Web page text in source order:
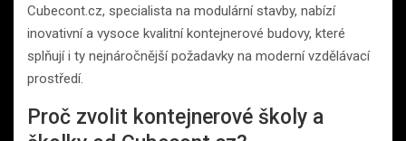
Cubecont.cz, specialista na modulární stavby, nabízí
inovativní a vysoce kvalitní kontejnerové budovy, které
splňují i ty nejnáročnější požadavky na moderní vzdělávací
prostředí.
Proč zvolit kontejnerové školy a